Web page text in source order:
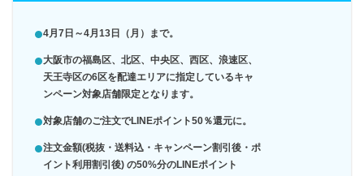
4月7日～4月13日（月）まで。
大阪市の福島区、北区、中央区、西区、浪速区、
天王寺区の6区を配達エリアに指定しているキャ
ンペーン対象店舗限定となります。
対象店舗のご注文でLINEポイント50％還元に。
注文金額(税抜・送料込・キャンペーン割引後・ポ
イント利用割引後) の50%分のLINEポイント